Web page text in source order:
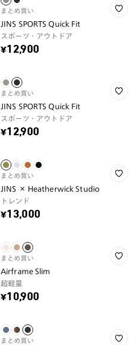
まとめ買い
JINS SPORTS Quick Fit
スポーツ・アウトドア
¥12,900
まとめ買い
JINS SPORTS Quick Fit
スポーツ・アウトドア
¥12,900
まとめ買い
JINS × Heatherwick Studio
トレンド
¥13,000
まとめ買い
Airframe Slim
超軽量
¥10,900
まとめ買い